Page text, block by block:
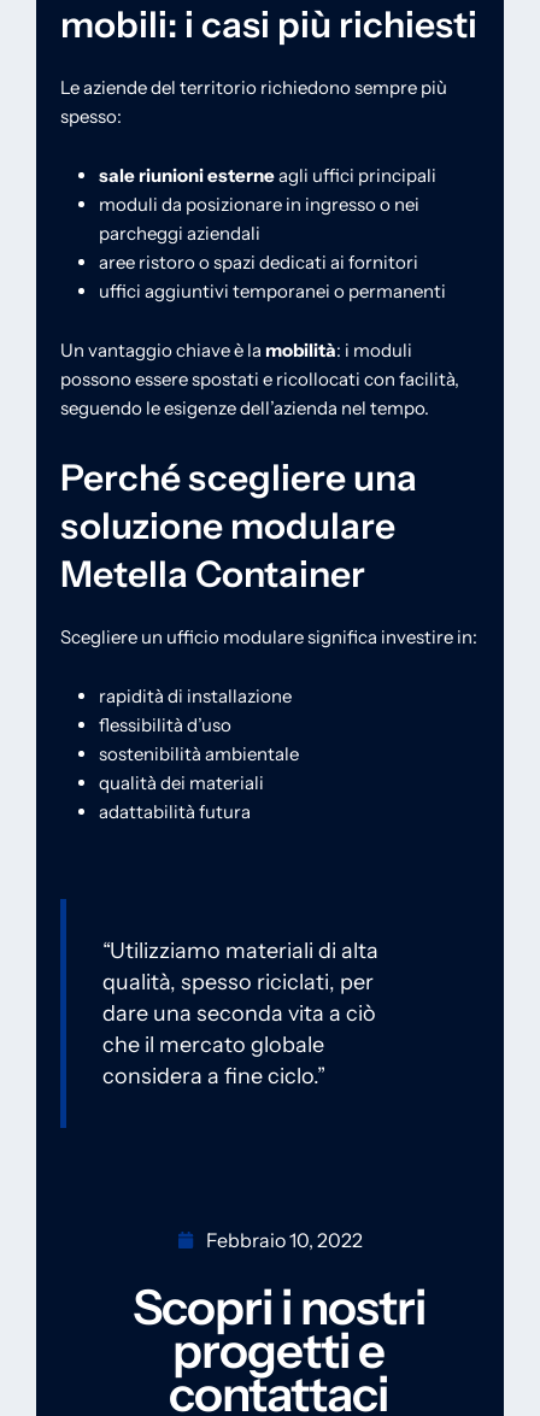
mobili: i casi più richiesti
Le aziende del territorio richiedono sempre più
spesso:
sale riunioni esterneagli uffici principali
moduli da posizionare in ingresso o nei
parcheggi aziendali
aree ristoro o spazi dedicati ai fornitori
uffici aggiuntivi temporanei o permanenti
Un vantaggio chiave è la mobilità: i moduli
possono essere spostati e ricollocati con facilità,
seguendo le esigenze dell’azienda nel tempo.
Perché scegliere una
soluzione modulare
Metella Container
Scegliere un ufficio modulare significa investire in:
rapidità di installazione
flessibilità d’uso
sostenibilità ambientale
qualità dei materiali
adattabilità futura
“Utilizziamo materiali di alta
qualità, spesso riciclati, per
dare una seconda vita a ciò
che il mercato globale
considera a fine ciclo.”
Febbraio 10, 2022
Scopri i nostri
progetti e
contattaci